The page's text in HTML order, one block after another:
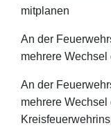
mitplanen
An der
mehrere Wechsel
An der
mehrere